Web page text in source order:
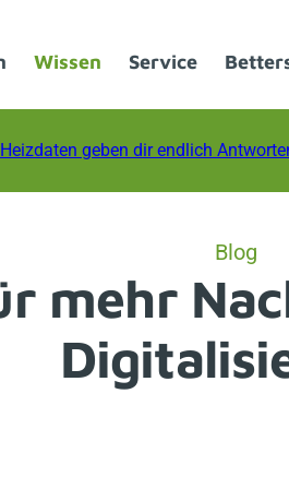
Wissen Service
geben dir endlich
Blog
mehr